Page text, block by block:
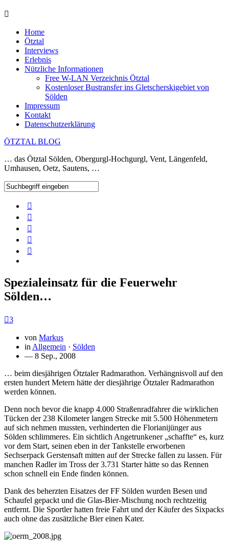
Home
Ötztal
Interviews
Erlebnis
Nützliche Informationen
Free W-LAN Verzeichnis Ötztal
Kostenloser Bustransfer ins Gletscherskigebiet von
Sölden
Impressum
Kontakt
Datenschutzerklärung
ÖTZTAL BLOG
… das Ötztal Sölden, Obergurgl-Hochgurgl, Vent, Längenfeld,
Umhausen, Oetz, Sautens, …
Spezialeinsatz für die Feuerwehr
Sölden…
3
von Markus
in Allgemein · Sölden
— 8 Sep., 2008
… beim diesjährigen Ötztaler Radmarathon. Verhängnisvoll auf den
ersten hundert Metern hätte der diesjährige Ötztaler Radmarathon
werden können.
Denn noch bevor die knapp 4.000 Straßenradfahrer die wirklichen
Tücken der 238 Kilometer langen Strecke mit 5.500 Höhenmetern
auf sich nehmen mussten, verhinderten die Florianijünger aus
Sölden schlimmeres. Ein sichtlich Angetrunkener „schaffte“ es, kurz
vor dem Start, seinen eben in der Tankstelle erworbenen
Sechserpack Gerstensaft mitten auf der Strecke fallen zu lassen. Für
manchen Radler im Tross der 3.731 Starter hätte so das Rennen
schon schnell ein Ende finden können.
Dank des beherzten Eisatzes der FF Sölden wurden Besen und
Schaufel gepackt und die Glas-Bier-Mischung noch rechtzeitig
entfernt. Die Sportler hatten freie Fahrt und der Käufer des Sixpacks
auch ohne das zusätzliche Bier einen Kater.